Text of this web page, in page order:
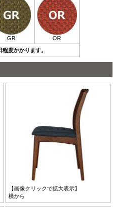
GR
OR
度かかります。
【画像クリックで拡大表示】
横から